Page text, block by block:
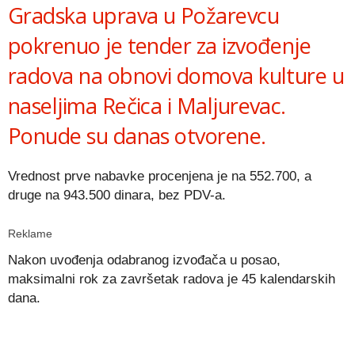
Gradska uprava u Požarevcu
pokrenuo je tender za izvođenje
radova na obnovi domova kulture u
naseljima Rečica i Maljurevac.
Ponude su danas otvorene.
Vrednost prve nabavke procenjena je na 552.700, a
druge na 943.500 dinara, bez PDV-a.
Reklame
Nakon uvođenja odabranog izvođača u posao,
maksimalni rok za završetak radova je 45 kalendarskih
dana.